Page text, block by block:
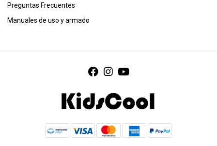
Preguntas Frecuentes
Manuales de uso y armado